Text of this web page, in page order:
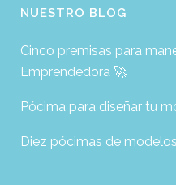
NUESTRO BLOG
Cinco premisas para
Emprendedora 🚀
Pócima para diseñar tu
Diez pócimas de